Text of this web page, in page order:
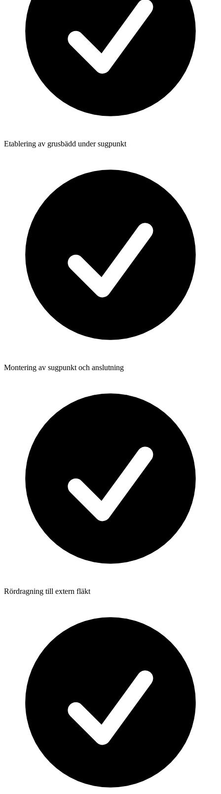
Etablering av grusbädd under sugpunkt
Montering av sugpunkt och anslutning
Rördragning till extern fläkt